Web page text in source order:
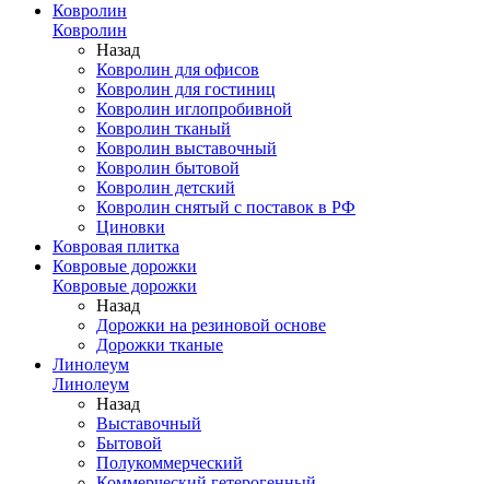
Ковролин
Ковролин
Назад
Ковролин для офисов
Ковролин для гостиниц
Ковролин иглопробивной
Ковролин тканый
Ковролин выставочный
Ковролин бытовой
Ковролин детский
Ковролин снятый с поставок в РФ
Циновки
Ковровая плитка
Ковровые дорожки
Ковровые дорожки
Назад
Дорожки на резиновой основе
Дорожки тканые
Линолеум
Линолеум
Назад
Выставочный
Бытовой
Полукоммерческий